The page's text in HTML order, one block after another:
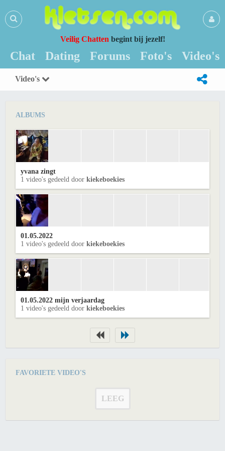
Veilig Chatten begint bij jezelf!
Chat Dating Forums Foto's Video's
Video's
ALBUMS
yvana zingt
1 video's gedeeld door kiekeboekies
01.05.2022
1 video's gedeeld door kiekeboekies
01.05.2022 mijn verjaardag
1 video's gedeeld door kiekeboekies
FAVORIETE VIDEO'S
LEEG